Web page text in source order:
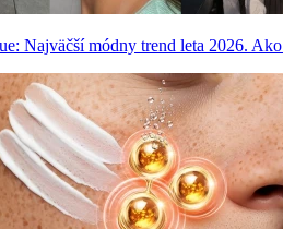
Najväčší módny trend leta 2026.